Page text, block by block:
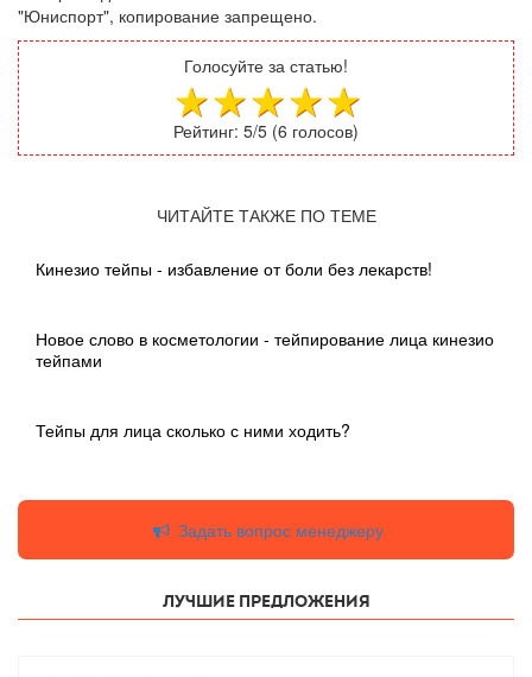
"Юниспорт", копирование запрещено.
Голосуйте за статью!
Рейтинг: 5/5 (6 голосов)
ЧИТАЙТЕ ТАКЖЕ ПО ТЕМЕ
Кинезио тейпы - избавление от боли без лекарств!
Новое слово в косметологии - тейпирование лица кинезио
тейпами
Тейпы для лица сколько с ними ходить?
Задать вопрос менеджеру
Лучшие предложения